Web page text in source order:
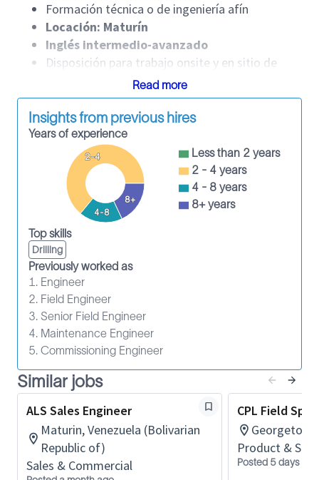
Formación técnica o de ingeniería afín
Locación: Maturín
Inglés intermedio-avanzado
Disposición para trabajo onsite y en sitio de
Responsabilidades Principales
Garantizar entregables precisos y a tiempo, y la
ejecución del servicio
Participar en el análisis de riesgos del trabajo y
en programas de mejora continua
Desarrollar contactos con clientes para
promover los productos y servicios de la
compañía
Asegurar el cumplimiento de estándares de la
compañía y regulatorios (autoevaluaciones e
inspecciones en sitio de pozo)
¿Cómo aplicar?
Postúlate a la vacante
Completa el formulario y adjunta tu CV
actualizado
🔹 Todos los procesos de reclutamiento en SLB son
completamente gratuitos.
¡Los estamos esperando! 🙌
Read more
Insights from previous hires
Years of experience
2-4
4-8
8+
Less than 2 years
2 - 4 years
4 - 8 years
8+ years
Top skills
Drilling
Previously worked as
1. Engineer
2. Field Engineer
3. Senior Field Engineer
4. Maintenance Engineer
5. Commissioning Engineer
Similar jobs
ALS Sales Engineer
Maturin, Venezuela (Bolivarian
Republic of)
Sales & Commercial
CPL Field
Product &
Posted 5 days ago